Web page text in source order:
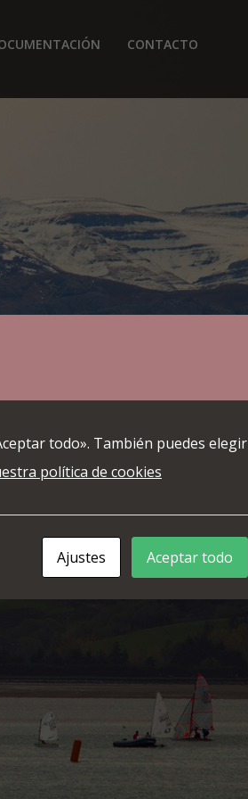
CONTACTO
todo». También puedes elegir
política de cookies
Ajustes Aceptar todo